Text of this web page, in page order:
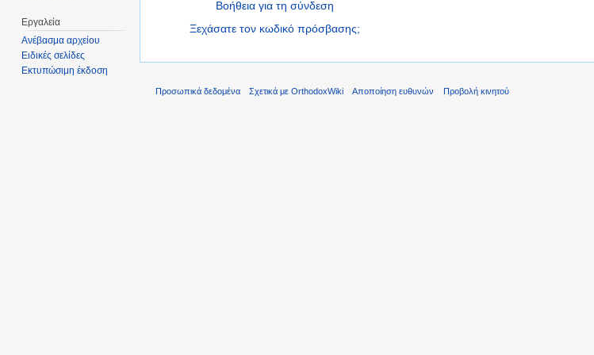
Βοήθεια για τη σύνδεση
Ξεχάσατε τον κωδικό πρόσβασης;
Εργαλεία
Ανέβασμα αρχείου
Ειδικές σελίδες
Εκτυπώσιμη έκδοση
Προσωπικά δεδομένα Σχετικά με OrthodoxWiki Αποποίηση ευθυνών Προβολή κινητού